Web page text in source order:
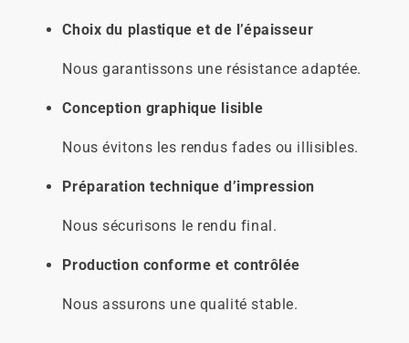
Choix du plastique et de l’épaisseur
Nous garantissons une résistance adaptée.
Conception graphique lisible
Nous évitons les rendus fades ou illisibles.
Préparation technique d’impression
Nous sécurisons le rendu final.
Production conforme et contrôlée
Nous assurons une qualité stable.